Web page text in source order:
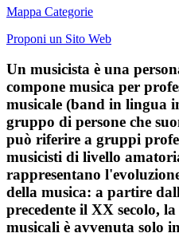
Mappa Categorie
Proponi un Sito Web
Un musicista è una
compone musica per
musicale (band in lingua
gruppo di persone che
può riferire a gruppi
musicisti di livello
rappresentano
della musica: a partire
precedente il XX secolo,
musicali è avvenuta solo